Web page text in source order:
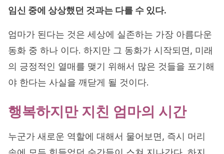
임신 중에 상상했던 것과는 다를 수 있다.
엄마가 된다는 것은 세상에 실존하는 가장 아름다운
동화 중 하나 이다. 하지만 그 동화가 시작되면, 미래
의 긍정적인 열매를 맺기 위해서 많은 것들을 포기해
야 한다는 사실을 깨닫게 될 것이다.
행복하지만 지친 엄마의 시간
누군가 새로운 역할에 대해서 물어보면, 즉시 머리